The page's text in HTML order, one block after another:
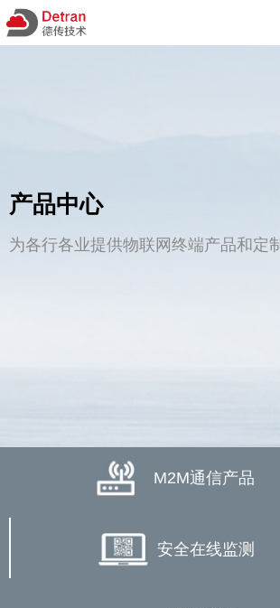
M2M通信产品
安全在线监测
产品中心
为各行各业提供物联网终端产品和定